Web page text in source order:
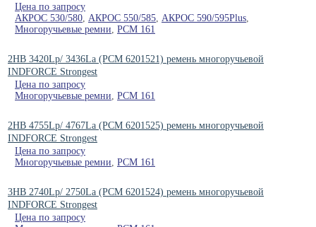
Цена по запросу
АКРОС 530/580 АКРОС 550/585 АКРОС 590/595Plus
Многоручьевые ремни РСМ 161
2HB 3420Lp/ 3436La (PCM 6201521) ремень многоручьевой
INDFORCE Strongest
Цена по запросу
Многоручьевые ремни РСМ 161
2HB 4755Lp/ 4767La (PCM 6201525) ремень многоручьевой
INDFORCE Strongest
Цена по запросу
Многоручьевые ремни РСМ 161
3HB 2740Lp/ 2750La (PCM 6201524) ремень многоручьевой
INDFORCE Strongest
Цена по запросу